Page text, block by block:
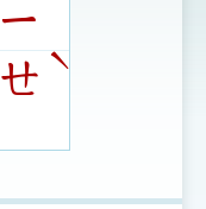
ㄧ
ㄝˋ